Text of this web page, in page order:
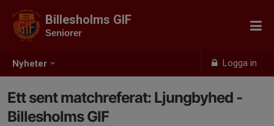
Nyheter Logga in
Billesholms GIF
Seniorer
Ett sent matchreferat: Ljungbyhed -
Billesholms GIF